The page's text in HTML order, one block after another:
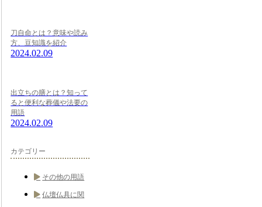
刀自命とは？意味や読み
方、豆知識を紹介
2024.02.09
出立ちの膳とは？知って
ると便利な葬儀や法要の
用語
2024.02.09
カテゴリー
その他の用語
仏壇仏具に関